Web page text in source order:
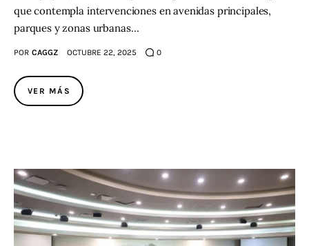
que contempla intervenciones en avenidas principales,
parques y zonas urbanas…
POR CAGGZ OCTUBRE 22, 2025 0
VER MÁS